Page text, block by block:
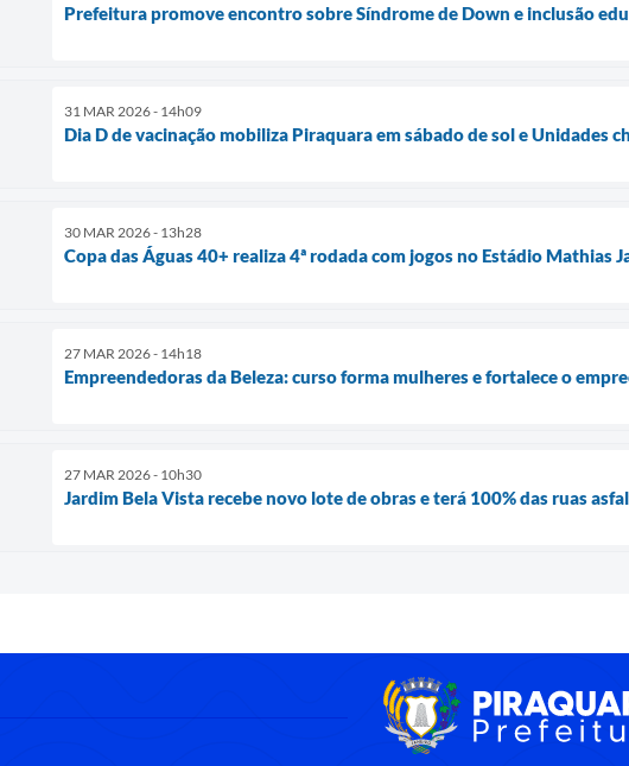
Prefeitura promove encontro sobre Síndrome de Down e inclusão
31 MAR 2026 - 14h09
Dia D de vacinação mobiliza Piraquara em sábado de sol e Unidades
30 MAR 2026 - 13h28
Copa das Águas 40+ realiza 4ª rodada com jogos no Estádio Mathias
27 MAR 2026 - 14h18
Empreendedoras da Beleza: curso forma mulheres e fortalece o
27 MAR 2026 - 10h30
Jardim Bela Vista recebe novo lote de obras e terá 100% das ruas